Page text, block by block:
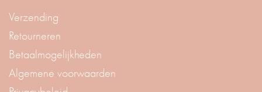
Verzending
Retourneren
Betaalmogelijkheden
Algemene voorwaarden